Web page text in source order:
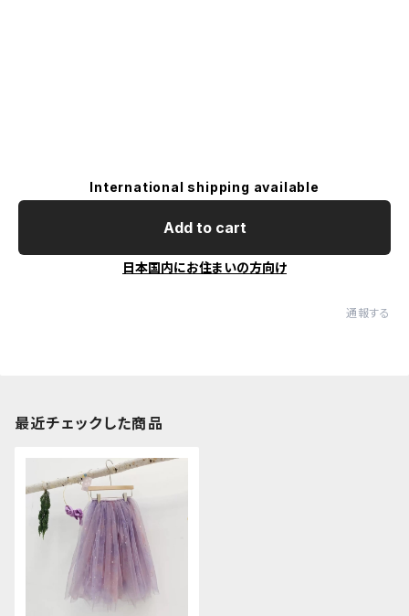
International shipping available
Add to cart
日本国内にお住まいの方向け
通報する
最近チェックした商品